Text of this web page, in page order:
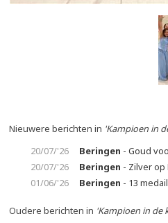
Nieuwere berichten in 'Kampioen in
20/07/'26
Beringen - Goud
20/07/'26
Beringen - Zilver op
01/06/'26
Beringen - 13
Oudere berichten in 'Kampioen in de